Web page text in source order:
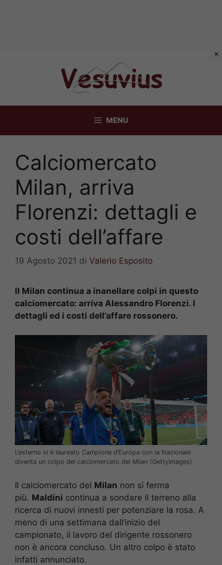
MENU
Calciomercato
Milan, arriva
Florenzi: dettagli e
costi dell’affare
19 Agosto 2021 di Valerio Esposito
Il Milan continua a inanellare colpi in questo
calciomercato: arriva Alessandro Florenzi. I
dettagli ed i costi dell’affare rossonero.
L’esterno si è laureato Campione d’Europa con la Nazionale
diventa un colpo del calciomercato del Milan (GettyImages)
Il calciomercato del Milan non si ferma
più. Maldini continua a sondare il terreno alla
ricerca di nuovi innesti per potenziare la rosa. A
meno di una settimana dall’inizio del
campionato, il lavoro del dirigente rossonero
non è ancora concluso. Un altro colpo è stato
infatti annunciato.